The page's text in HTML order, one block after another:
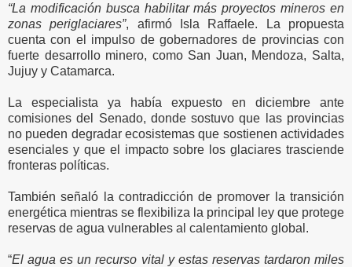
“La modificación busca habilitar más proyectos mineros en
zonas periglaciares”, afirmó Isla Raffaele. La propuesta
cuenta con el impulso de gobernadores de provincias con
fuerte desarrollo minero, como San Juan, Mendoza, Salta,
Jujuy y Catamarca.
La especialista ya había expuesto en diciembre ante
comisiones del Senado, donde sostuvo que las provincias
no pueden degradar ecosistemas que sostienen actividades
esenciales y que el impacto sobre los glaciares trasciende
fronteras políticas.
También señaló la contradicción de promover la transición
energética mientras se flexibiliza la principal ley que protege
reservas de agua vulnerables al calentamiento global.
“El agua es un recurso vital y estas reservas tardaron miles